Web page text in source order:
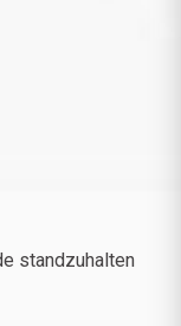
standzuhalten